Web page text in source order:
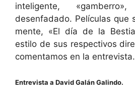
inteligente,
desenfadado. Películas que
mente, «El día de la
estilo de sus respectivos
comentamos en la entrevista.
Entrevista a David Galán Galindo.